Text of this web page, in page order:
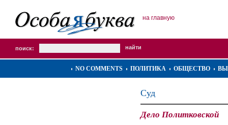
на главную
поиск:
NO COMMENTS ПОЛИТИКА ОБЩЕСТВО
Суд
Дело Политковской